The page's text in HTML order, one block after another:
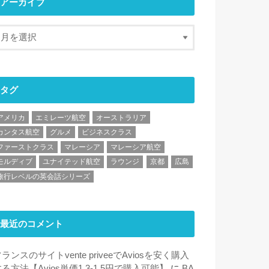
アーカイブ
タグ
メリカ エミレーツ航空
オーストラリア
ンタス航空
グルメ
ビジネスクラス
ァーストクラス
マレーシア
マレーシア航空
ルディブ
ユナイテッド航空 ラウンジ 京都
広島
行レベルの英会話シリーズ
最近のコメント
ランスのサイトvente priveeでAviosを安く購入